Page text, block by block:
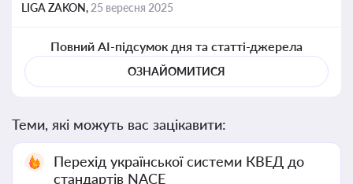
LIGA ZAKON, 25 вересня 2025
Повний AI-підсумок дня та статті-джерела
ОЗНАЙОМИТИСЯ
Теми, які можуть вас зацікавити:
Перехід української системи КВЕД до
стандартів NACE